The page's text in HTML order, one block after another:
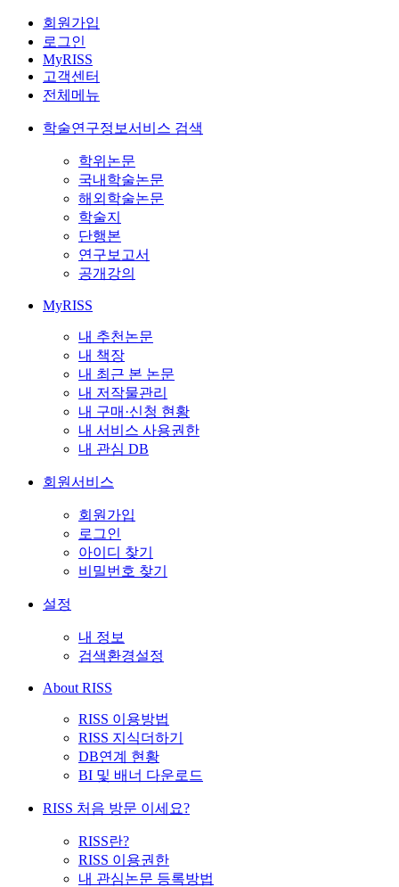
회원가입
로그인
MyRISS
고객센터
전체메뉴
학술연구정보서비스 검색
학위논문
국내학술논문
해외학술논문
학술지
단행본
연구보고서
공개강의
MyRISS
내 추천논문
내 책장
내 최근 본 논문
내 저작물관리
내 구매·신청 현황
내 서비스 사용권한
내 관심 DB
회원서비스
회원가입
로그인
아이디 찾기
비밀번호 찾기
설정
내 정보
검색환경설정
About RISS
RISS 이용방법
RISS 지식더하기
DB연계 현황
BI 및 배너 다운로드
RISS 처음 방문 이세요?
RISS란?
RISS 이용권한
내 관심논문 등록방법